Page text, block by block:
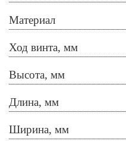
Материал
Ход винта, мм
Высота, мм
Длина, мм
Ширина, мм